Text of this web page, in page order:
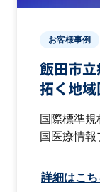
お客様事例
飯田市
拓く地
国際標準
国医療情
詳細はこち